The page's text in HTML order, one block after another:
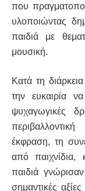
που
υλοποιώντας
παιδιά με
μουσική.
Κατά τη
την ευκαιρία
ψυχαγωγικές
έκφραση, τη
από παιχνίδια,
παιδιά
σημαντικές